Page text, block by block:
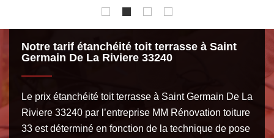
Notre tarif étanchéité toit terrasse à Saint
Germain De La Riviere 33240
Le prix étanchéité toit terrasse à Saint Germain De La
Riviere 33240 par l’entreprise MM Rénovation toiture
33 est déterminé en fonction de la technique de pose